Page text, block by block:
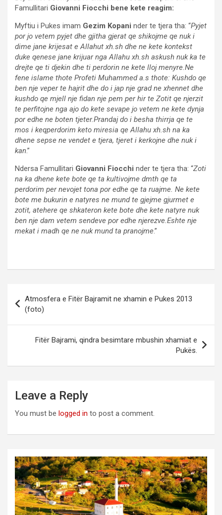
Famullitari Giovanni Fiocchi bene kete reagim:
Myftiu i Pukes imam Gezim Kopani nder te tjera tha: “Pyjet
por jo vetem pyjet dhe gjitha gjerat qe shikojme qe nuk i
dime jane krijesat e Allahut xh.sh dhe ne kete kontekst
duke qenese jane krijuar nga Allahu xh.sh askush nuk ka te
drejte qe ti djekin dhe ti perdorin ne kete lloj menyre.Ne
fene islame thote Profeti Muhammed a.s thote: Kushdo qe
ben nje veper te hajrit dhe do i jap nje grad ne xhennet dhe
kushdo qe mjell nje fidan nje pem per hir te Zotit qe njerzit
te perfitojne nga ajo do kete sevape jo vetem ne kete dynja
por edhe ne boten tjeter.Prandaj do i besha thirrja qe te
mos i keqperdorim keto miresia qe Allahu xh.sh na ka
dhene sepse ne vendet e tjera, tjeret i kerkojne dhe nuk i
kan.”
Ndersa Famullitari Giovanni Fiocchi nder te tjera tha: “Zoti
na ka dhene kete bote qe ta kultivojme dmth qe ta
perdorim per nevojet tona por edhe qe ta ruajme. Ne kete
bote me bukurin e natyres ne mund te gjejme gjurmet e
zotit, atehere qe shkateron kete bote dhe kete natyre nuk
ben nje dam vetem sendeve por edhe njerezve.Eshte nje
mekat i madh qe ne nuk mund ta pranojme.”
navigation
Atmosfera e Fitër Bajramit ne xhamin e Pukes 2013
(foto)
Fitër Bajrami, qindra besimtare mbushin xhamiat e
Pukës.
Leave a Reply
You must be logged in to post a comment.